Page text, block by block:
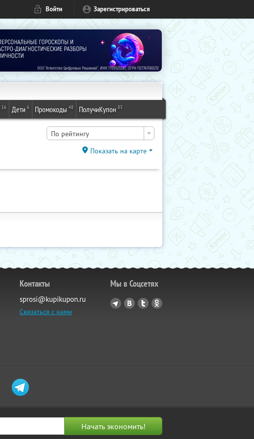
Войти Зарегистрироваться
16 Дети 6 Промокоды 48 ПолучиКупон 83
По рейтингу
Показать на карте
Контакты
sprosi@kupikupon.ru
Связаться с нами
Мы в Соцсетях